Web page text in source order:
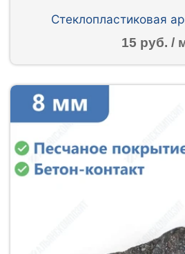
Стеклопластиковая
15 руб. /